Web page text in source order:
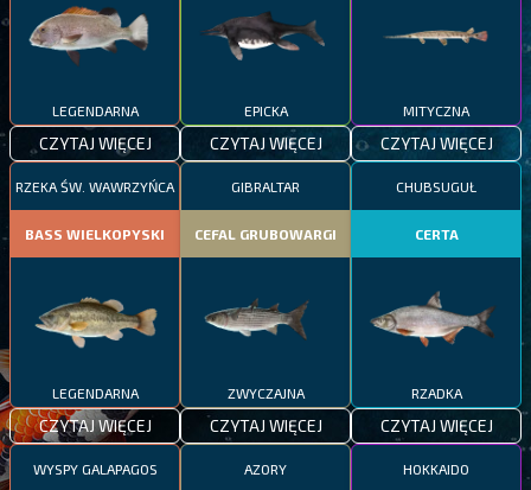
LEGENDARNA
CZYTAJ WIĘCEJ
EPICKA
CZYTAJ WIĘCEJ
MITYCZNA
CZYTAJ WIĘCEJ
RZEKA ŚW. WAWRZYŃCA
BASS WIELKOPYSKI
LEGENDARNA
CZYTAJ WIĘCEJ
GIBRALTAR
CEFAL GRUBOWARGI
ZWYCZAJNA
CZYTAJ WIĘCEJ
CHUBSUGUŁ
CERTA
RZADKA
CZYTAJ WIĘCEJ
WYSPY GALAPAGOS AZORY HOKKAIDO